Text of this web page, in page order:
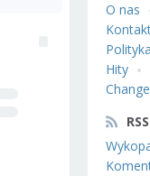
O nas
Hity
RSS